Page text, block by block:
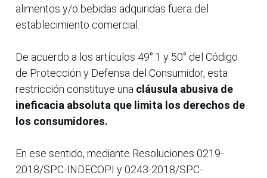
alimentos y/o bebidas adquiridas fuera del
establecimiento comercial.
De acuerdo a los artículos 49°.1 y 50° del Código
de Protección y Defensa del Consumidor, esta
restricción constituye una cláusula abusiva de
ineficacia absoluta que limita los derechos de
los consumidores.
En ese sentido, mediante Resoluciones 0219-
2018/SPC-INDECOPI y 0243-2018/SPC-